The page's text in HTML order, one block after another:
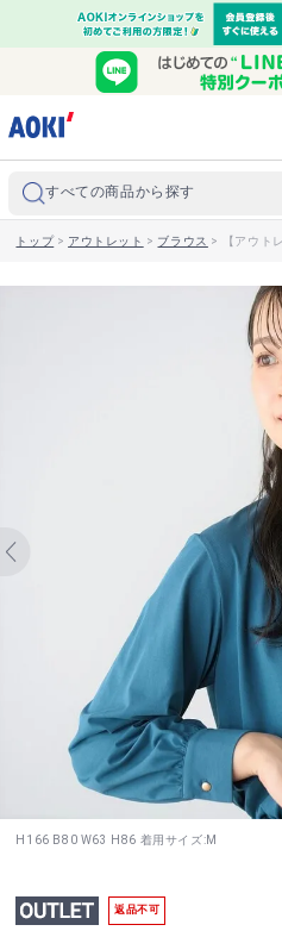
すべての商品から探す
トップ> アウトレット > ブラウス > 【アウト
H166 B80 W63 H86 着用サイズ:M
返品不可